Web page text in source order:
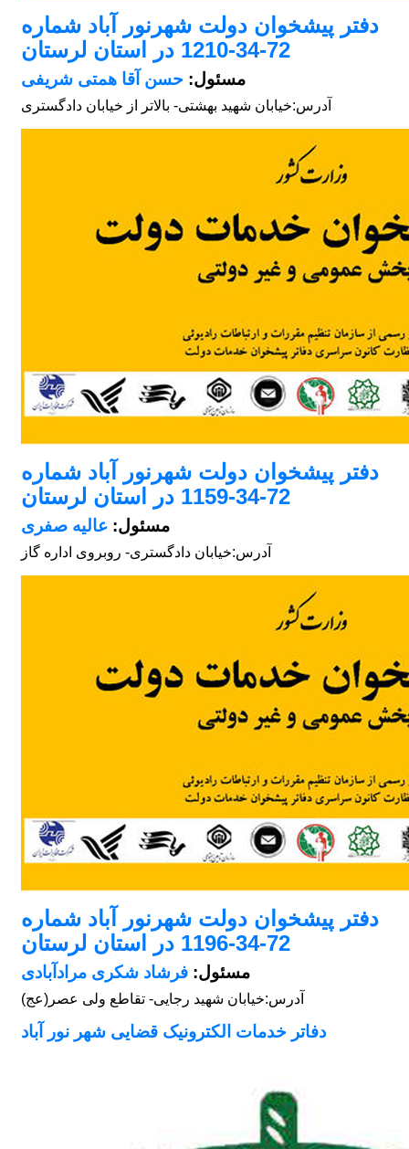
دفتر پیشخوان دولت شهرنور آباد شماره
72-34-1210 در استان لرستان
مسئول: حسن آقا همتی شریفی
آدرس:خیابان شهید بهشتی- بالاتر از خیابان دادگستری
دفتر پیشخوان دولت شهرنور آباد شماره
72-34-1159 در استان لرستان
مسئول: عالیه صفری
آدرس:خیابان دادگستری- روبروی اداره گاز
دفتر پیشخوان دولت شهرنور آباد شماره
72-34-1196 در استان لرستان
مسئول: فرشاد شکری مرادآبادی
آدرس:خیابان شهید رجایی- تقاطع ولی عصر(عج)
دفاتر خدمات الکترونیک قضایی شهر نور آباد